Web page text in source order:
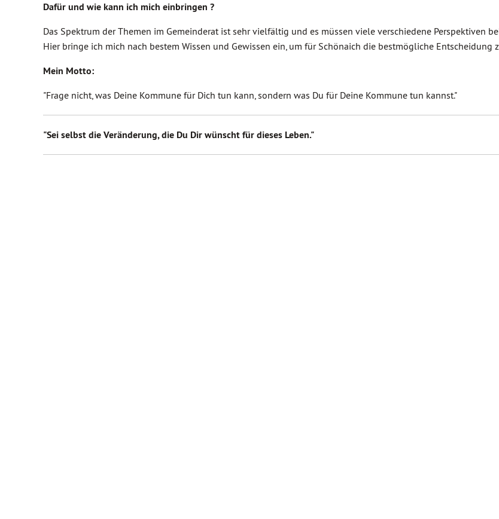
Dafür und wie kann ich mich einbringen ?
Das Spektrum der Themen im Gemeinderat ist sehr vielfältig und es müssen viele verschiedene Perspektiven
Hier bringe ich mich nach bestem Wissen und Gewissen ein, um für Schönaich die bestmögliche Entscheidung
Mein Motto:
"Frage nicht, was Deine Kommune für Dich tun kann, sondern was Du für Deine Kommune tun kannst."
"Sei selbst die Veränderung, die Du Dir wünscht für dieses Leben."